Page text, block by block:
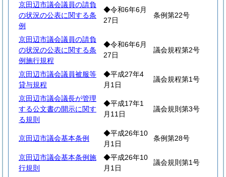
京田辺市議会議員の請負
の状況の公表に関する条
例
◆令和6年6月
27日
条例第22号
京田辺市議会議員の請負
の状況の公表に関する条
例施行規程
◆令和6年6月
27日
議会規程第2号
京田辺市議会議員被服等
貸与規程
◆平成27年4
月1日
議会規程第1号
京田辺市議会議長が管理
する公文書の開示に関す
る規則
◆平成17年1
月11日
議会規則第3号
京田辺市議会基本条例
◆平成26年10
月1日
条例第28号
京田辺市議会基本条例施
行規則
◆平成26年10
月1日
議会規則第1号